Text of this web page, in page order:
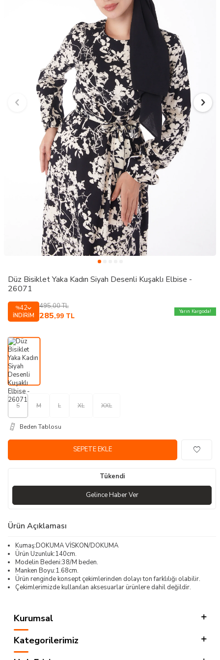
Düz Bisiklet Yaka Kadın Siyah Desenli Kuşaklı Elbise -
26071
%42
İNDIRIM
495,00TL
285,99 TL
Yarın Kargoda!
S M L XL XXL
Beden Tablosu
SEPETE EKLE
Tükendi
Gelince Haber Ver
Ürün Açıklaması
Kumaş:DOKUMA VİSKON/DOKUMA
Ürün Uzunluk:140cm.
Modelin Bedeni:38/M beden.
Manken Boyu:1.68cm.
Ürün renginde konsept çekimlerinden dolayı ton farklılığı olabilir.
Çekimlerimizde kullanılan aksesuarlar ürünlere dahil değildir.
Kurumsal
Kategorilerimiz